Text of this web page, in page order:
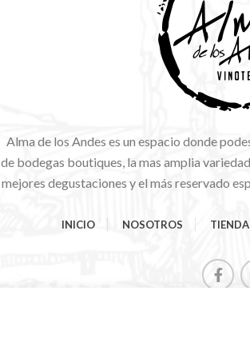
Alma de los Andes es un espacio donde
de bodegas boutiques, la mas amplia
mejores degustaciones y el más reservado
INICIO NOSOTROS TIENDA